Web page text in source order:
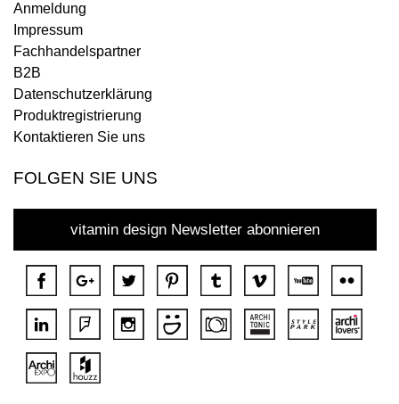
Anmeldung
Impressum
Fachhandelspartner
B2B
Datenschutzerklärung
Produktregistrierung
Kontaktieren Sie uns
FOLGEN SIE UNS
vitamin design Newsletter abonnieren